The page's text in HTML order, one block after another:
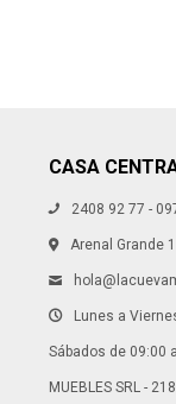
CASA
2408 92 77 -
Arenal Grande
Lunes a
Sábados de 09:00
MUEBLES SRL -